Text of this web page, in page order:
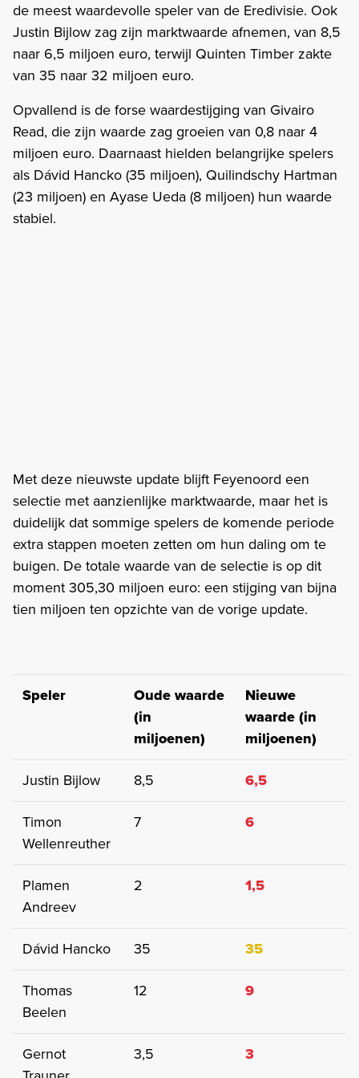
de meest waardevolle speler van de Eredivisie. Ook
Justin Bijlow zag zijn marktwaarde afnemen, van 8,5
naar 6,5 miljoen euro, terwijl Quinten Timber zakte
van 35 naar 32 miljoen euro.
Opvallend is de forse waardestijging van Givairo
Read, die zijn waarde zag groeien van 0,8 naar 4
miljoen euro. Daarnaast hielden belangrijke spelers
als Dávid Hancko (35 miljoen), Quilindschy Hartman
(23 miljoen) en Ayase Ueda (8 miljoen) hun waarde
stabiel.
Met deze nieuwste update blijft Feyenoord een
selectie met aanzienlijke marktwaarde, maar het is
duidelijk dat sommige spelers de komende periode
extra stappen moeten zetten om hun daling om te
buigen. De totale waarde van de selectie is op dit
moment 305,30 miljoen euro: een stijging van bijna
tien miljoen ten opzichte van de vorige update.
Speler
Oude waarde
(in
miljoenen)
Nieuwe
waarde (in
miljoenen)
Justin Bijlow
8,5
6,5
Timon
Wellenreuther
7 6
Plamen
Andreev
2 1,5
Dávid Hancko 35
35
Thomas
Beelen
12 9
Gernot
3,5 3